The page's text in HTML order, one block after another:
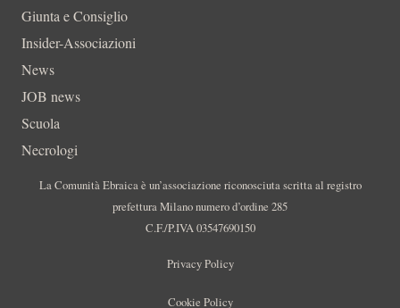
Giunta e Consiglio
Insider-Associazioni
News
JOB news
Scuola
Necrologi
La Comunità Ebraica è un’associazione riconosciuta scritta al registro
prefettura Milano numero d’ordine 285
C.F./P.IVA 03547690150
Privacy Policy
Cookie Policy